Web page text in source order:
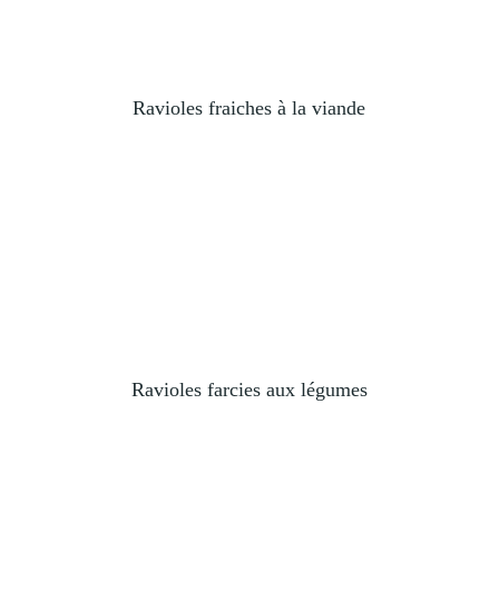
Ravioles fraiches à la viande
Ravioles farcies aux légumes